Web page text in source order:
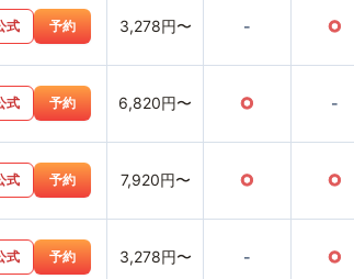
式 予約 3,278円〜 - ○
式 予約 6,820円〜 ○ -
式 予約 7,920円〜 ○ ○
式 予約 3,278円〜 - ○